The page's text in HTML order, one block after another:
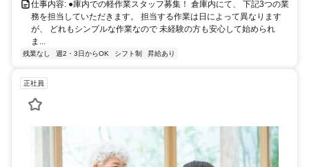
仕事内容: ●庫内での軽作業スタッフ募集！ 倉庫内にて、 下記3つの業
務を担当していただきます。 担当する作業は日によって異なります
が、 どれもシンプルな作業なので 未経験の方も安心して始められ
ま...
残業なし 週2・3日からOK シフト制 昇給あり
正社員